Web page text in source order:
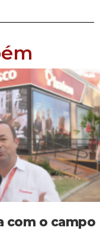
com o campo